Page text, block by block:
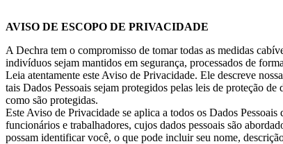
AVISO DE ESCOPO DE PRIVACIDADE
A Dechra tem o compromisso de tomar todas as medidas
indivíduos sejam mantidos em segurança, processados de
Leia atentamente este Aviso de Privacidade. Ele descreve
tais Dados Pessoais sejam protegidos pelas leis de proteção
como são protegidas.
Este Aviso de Privacidade se aplica a todos os Dados
funcionários e trabalhadores, cujos dados pessoais são
possam identificar você, o que pode incluir seu nome,